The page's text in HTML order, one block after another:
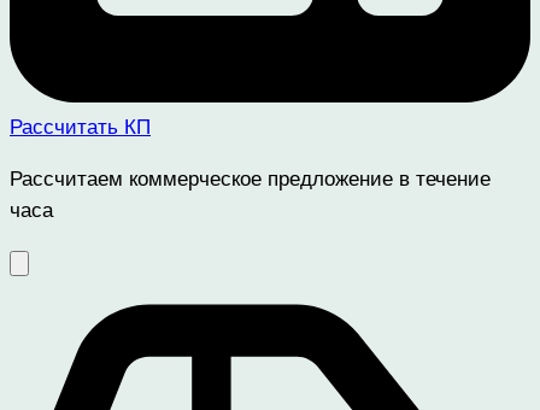
Рассчитать КП
Рассчитаем коммерческое предложение в течение
часа